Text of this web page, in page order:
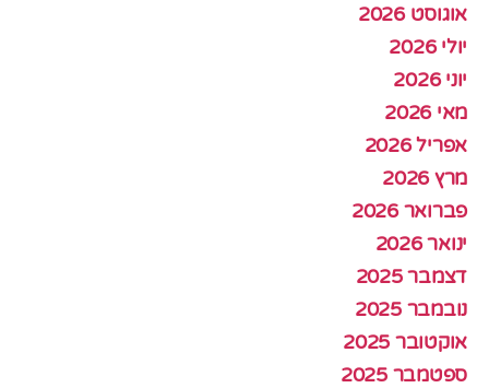
אוגוסט 2026
יולי 2026
יוני 2026
מאי 2026
אפריל 2026
מרץ 2026
פברואר 2026
ינואר 2026
דצמבר 2025
נובמבר 2025
אוקטובר 2025
ספטמבר 2025